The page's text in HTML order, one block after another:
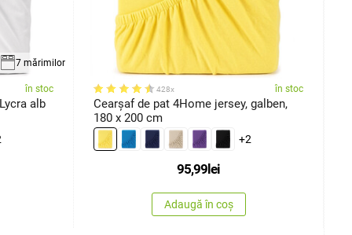
7 mărimilor
în stoc
Cearșaf de pat 4Home jersey Lycra alb
428x în stoc
Cearşaf de pat 4Home jersey, galben,
180 x 200 cm
+2
95,99lei
Adaugă în coș